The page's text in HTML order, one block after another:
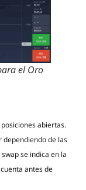
el Oro
abiertas.
dependiendo de las
se indica en la
antes de